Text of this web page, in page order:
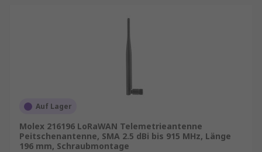
Medizin/Gesundheitswesen
Einzelhandel
Fischerei sowie Wildtierforschung und -
Auf Lager
Molex 216196 LoRaWAN Telemetrieantenne
Peitschenantenne, SMA 2.5 dBi bis 915 MHz, Länge
196 mm, Schraubmontage